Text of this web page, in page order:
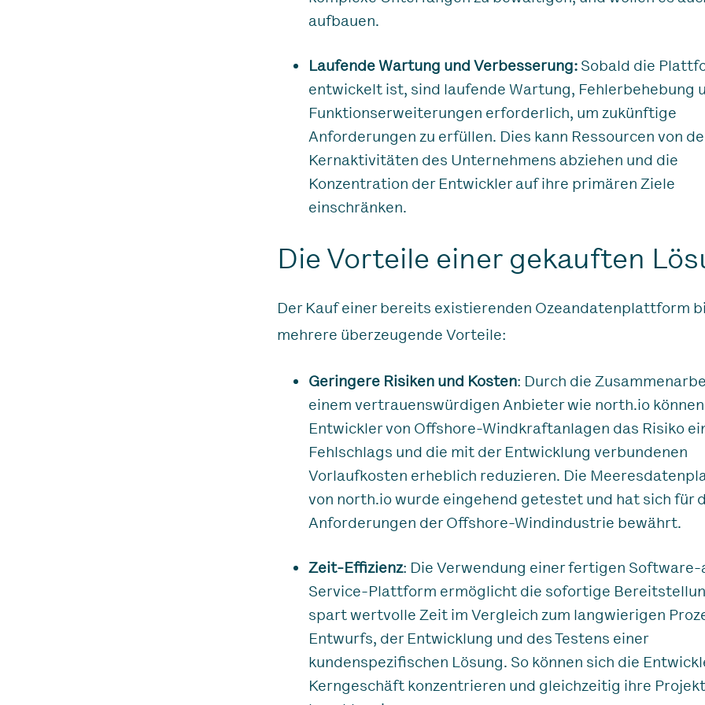
aufbauen.
Laufende Wartung und Verbesserung: Sobald die
entwickelt ist, sind laufende Wartung, Fehlerbehebung
Funktionserweiterungen erforderlich, um zukünftige
Anforderungen zu erfüllen. Dies kann Ressourcen von
Kernaktivitäten des Unternehmens abziehen und die
Konzentration der Entwickler auf ihre primären Ziele
einschränken.
Die Vorteile einer gekauften
Der Kauf einer bereits existierenden Ozeandatenplattform
mehrere überzeugende Vorteile:
Geringere Risiken und Kosten: Durch die
einem vertrauenswürdigen Anbieter wie north.io können
Entwickler von Offshore-Windkraftanlagen das Risiko
Fehlschlags und die mit der Entwicklung verbundenen
Vorlaufkosten erheblich reduzieren. Die
von north.io wurde eingehend getestet und hat sich für
Anforderungen der Offshore-Windindustrie bewährt.
Zeit-Effizienz: Die Verwendung einer fertigen
Service-Plattform ermöglicht die sofortige
spart wertvolle Zeit im Vergleich zum langwierigen
Entwurfs, der Entwicklung und des Testens einer
kundenspezifischen Lösung. So können sich die
Kerngeschäft konzentrieren und gleichzeitig ihre